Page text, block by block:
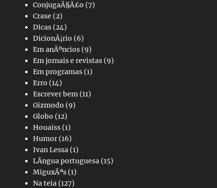
ConjugaÃ§Ã£o (7)
Crase (2)
Dicas (24)
DicionÃ¡rio (6)
Em anÃºncios (9)
Em jornais e revistas (9)
Em programas (1)
Erro (14)
Escrever bem (11)
Gizmodo (9)
Globo (12)
Houaiss (1)
Humor(16)
Ivan Lessa (1)
LÃ­ngua portuguesa (15)
MiguxÃªs (1)
Na teia (127)